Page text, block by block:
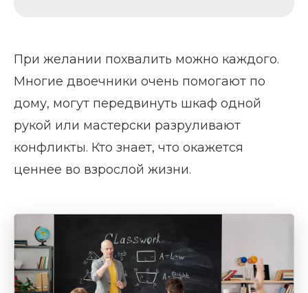
При желании похвалить можно каждого.
Многие двоечники очень помогают по
дому, могут передвинуть шкаф одной
рукой или мастерски разруливают
конфликты. Кто знает, что окажется
ценнее во взрослой жизни.